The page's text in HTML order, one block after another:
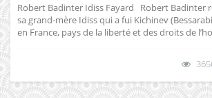
Robert Badinter Idiss Fayard Robert Badinter
sa grand-mère Idiss qui a fui Kichinev
en France, pays de la liberté et des droits de